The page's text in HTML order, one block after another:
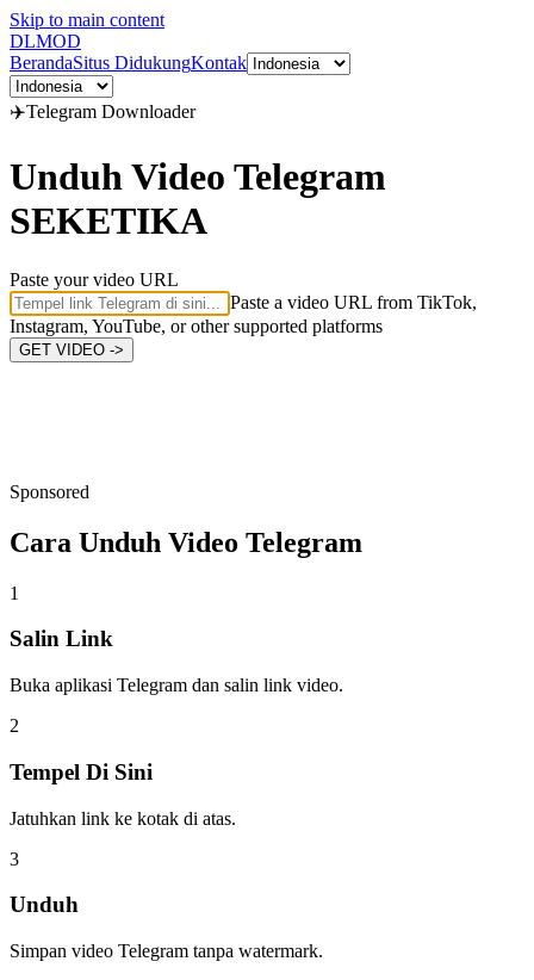
Skip to main content
DLMOD
BerandaSitus DidukungKontak
✈️Telegram Downloader
Unduh Video Telegram
SEKETIKA
Paste your video URL
Paste a video URL from TikTok,
Instagram, YouTube, or other supported platforms
GET VIDEO ->
Sponsored
Cara Unduh Video Telegram
1
Salin Link
Buka aplikasi Telegram dan salin link video.
2
Tempel Di Sini
Jatuhkan link ke kotak di atas.
3
Unduh
Simpan video Telegram tanpa watermark.